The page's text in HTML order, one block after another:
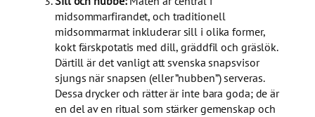
midsommarfirandet, och traditionell
midsommarmat inkluderar sill i olika former,
kokt färskpotatis med dill, gräddfil och gräslök.
Därtill är det vanligt att svenska snapsvisor
sjungs när snapsen (eller ”nubben”) serveras.
Dessa drycker och rätter är inte bara goda; de är
en del av en ritual som stärker gemenskap och